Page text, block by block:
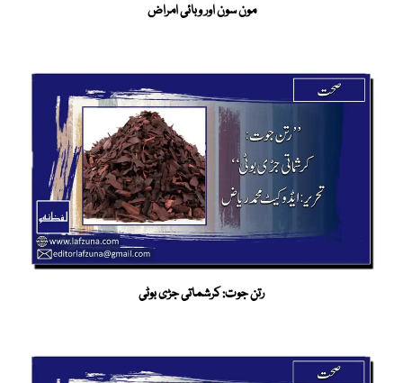
مون سون اور وبائی امراض
رتن جوت: کرشماتی جڑی بوٹی